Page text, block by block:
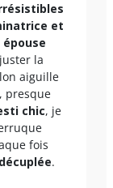
et
épouse
la
aiguille
, presque
chic, je
fois
.